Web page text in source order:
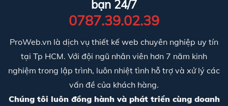
bạn 24/7
0787.39.02.39
ProWeb.vn là dịch vụ thiết kế web chuyên nghiệp uy tín
tại Tp HCM. Với đội ngũ nhân viên hơn 7 năm kinh
nghiệm trong lập trình, luôn nhiệt tình hỗ trợ và xử lý các
vấn đề của khách hàng.
Chúng tôi luôn đồng hành và phát triển cùng doanh